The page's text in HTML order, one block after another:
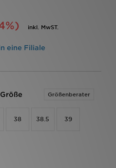
inkl. MwST.
eine Filiale
Größenberater
38 38.5 39